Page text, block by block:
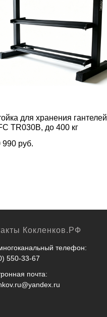
для хранения гантелей
TR030B, до 400 кг
990 руб.
Кокленков.РФ
телефон:
550-33-67
почта: